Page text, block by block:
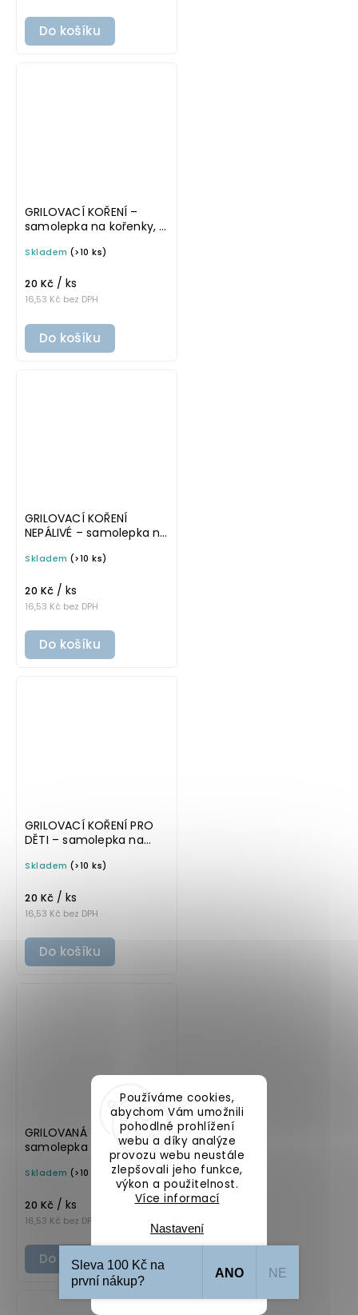
Používáme cookies,
abychom Vám umožnili
pohodlné prohlížení
webu a díky analýze
provozu webu neustále
zlepšovali jeho funkce,
výkon a použitelnost.
Více informací
Nastavení
Do košíku
GRILOVACÍ KOŘENÍ –
samolepka na kořenky, 5
Skladem (>10 ks)
16,53 Kč bez DPH
20 Kč / ks
Do košíku
GRILOVACÍ KOŘENÍ
NEPÁLIVÉ – samolepka na
tučné písmo
Skladem (>10 ks)
16,53 Kč bez DPH
20 Kč / ks
Do košíku
GRILOVACÍ KOŘENÍ PRO
DĚTI – samolepka na
tučné písmo
Skladem (>10 ks)
16,53 Kč bez DPH
20 Kč / ks
Do košíku
GRILOVANÁ ZELENINA –
samolepka na kořenky, 5
cm, bílá, tučné písmo
Skladem (>10 ks)
16,53 Kč bez DPH
20 Kč / ks
Do košíkuSleva 100 Kč na
první nákup?
ANO NE